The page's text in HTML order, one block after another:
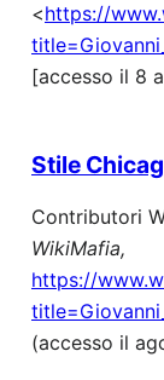
<https://
[accesso il 8
Stile
Contributori
WikiMafia,
https://
(accesso il